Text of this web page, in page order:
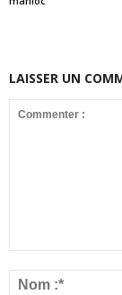
LAISSER UN